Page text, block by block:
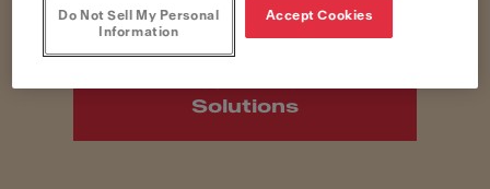
Solutions
Do Not Sell My Personal
Information
Accept Cookies